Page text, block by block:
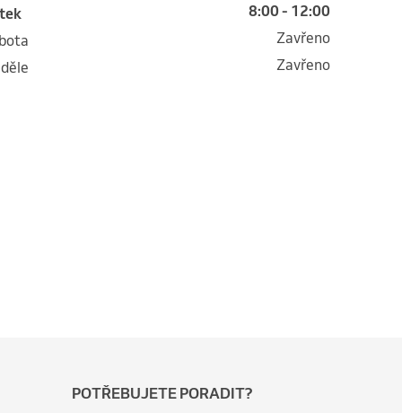
8:00 - 12:00
Zavřeno
Zavřeno
POTŘEBUJETE PORADIT?